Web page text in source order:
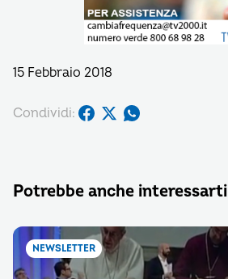
15 Febbraio 2018
Condividi:
Potrebbe anche interessarti
NEWSLETTER